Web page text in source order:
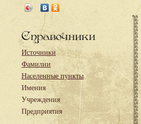
Справочники
Источники
Фамилии
Населенные пункты
Имения
Учреждения
Предприятия